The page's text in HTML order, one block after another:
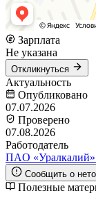
Зарплата
Не указана
Откликнуться
Актуальность
Опубликовано
07.07.2026
Проверено
07.08.2026
Работодатель
ПAO «Уралкалий»
Сообщить о
Полезные